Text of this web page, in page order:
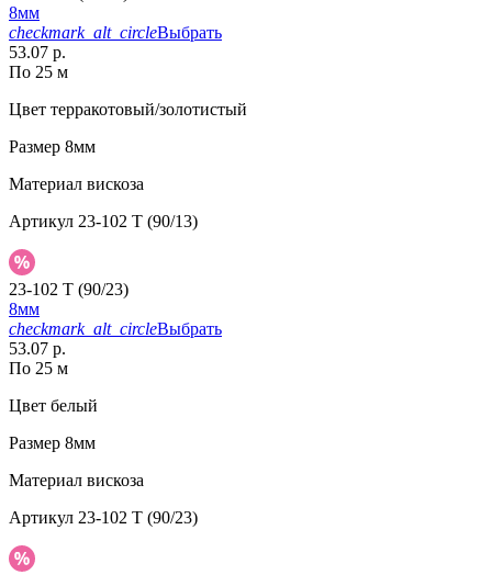
8мм
checkmark_alt_circleВыбрать
53.07 р.
По 25 м
Цвет терракотовый/золотистый
Размер 8мм
Материал вискоза
Артикул 23-102 T (90/13)
23-102 T (90/23)
8мм
checkmark_alt_circleВыбрать
53.07 р.
По 25 м
Цвет белый
Размер 8мм
Материал вискоза
Артикул 23-102 T (90/23)